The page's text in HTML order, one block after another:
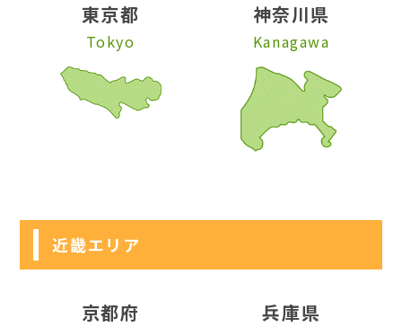
東京都
Tokyo
神奈川県
Kanagawa
近畿エリア
京都府 兵庫県